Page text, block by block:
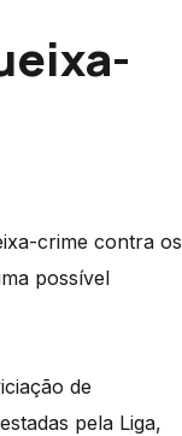
crime contra os
possível
de
pela Liga,